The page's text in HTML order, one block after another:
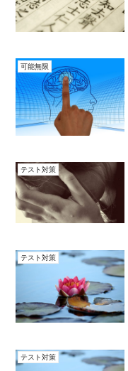
可能無限
テスト対策
テスト対策
テスト対策